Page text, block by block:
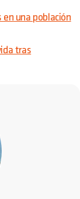
en una población
tras